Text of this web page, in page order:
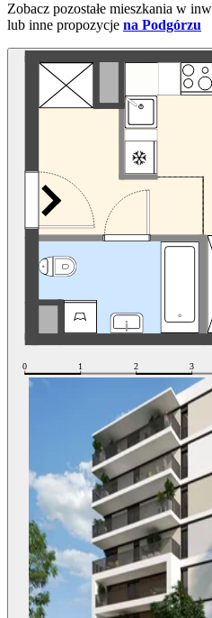
Zobacz pozostałe mieszkania w
lub inne propozycje na Podgórzu